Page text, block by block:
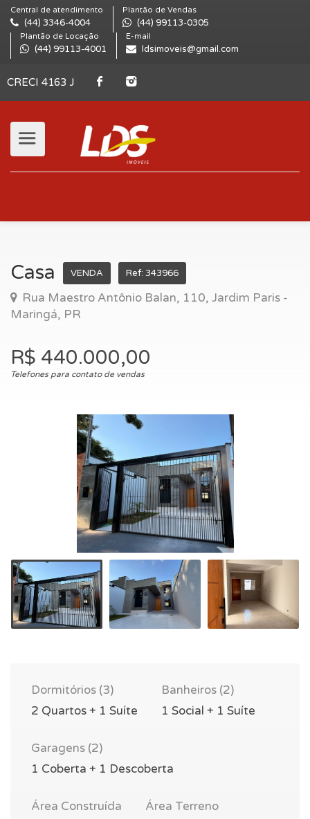
Central de atendimento
(44) 3346-4004
Plantão de Vendas
(44) 99113-0305
Plantão de Locação
(44) 99113-4001
E-mail
ldsimoveis@gmail.com
CRECI 4163 J
Casa VENDA Ref: 343966
Rua Maestro Antônio Balan, 110, Jardim Paris -
Maringá, PR
R$ 440.000,00
Telefones para contato de vendas
Dormitórios (3)
2 Quartos + 1 Suíte
Banheiros (2)
1 Social + 1 Suíte
Garagens (2)
1 Coberta + 1 Descoberta
Área Construída
Área Terreno